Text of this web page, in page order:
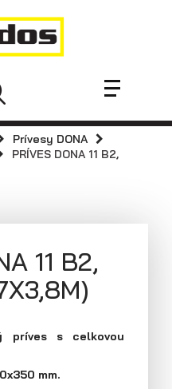
Prívesy DONA
PRÍVES DONA 11 B2,
11 B2,
príves s celkovou
mm.